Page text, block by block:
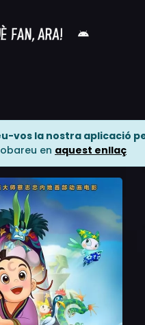
vos la nostra aplicació
en aquest enllaç